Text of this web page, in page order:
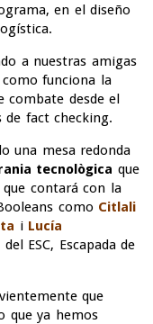
en el diseño
a nuestras amigas
funciona la
combate desde el
fact checking.
una mesa redonda
tecnològica que
que contará con la
como Citlali
i Lucía
ESC, Escapada de
que
que ya hemos